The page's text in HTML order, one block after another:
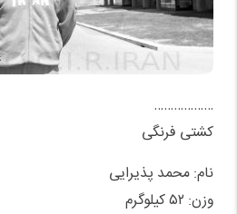
………………
کشتی فرنگی
نام: محمد پذیرایی
وزن: ۵۲ کیلوگرم